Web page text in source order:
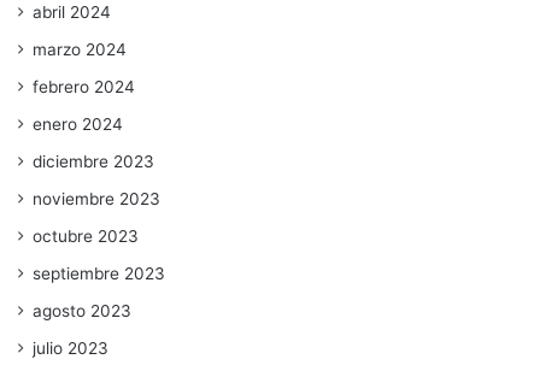
abril 2024
marzo 2024
febrero 2024
enero 2024
diciembre 2023
noviembre 2023
octubre 2023
septiembre 2023
agosto 2023
julio 2023